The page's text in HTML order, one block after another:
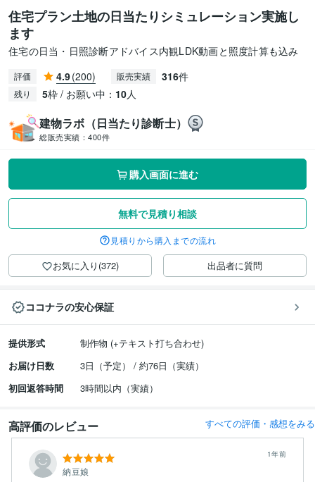
住宅プラン土地の日当たりシミュレーション実施し
ます
住宅の日当・日照診断アドバイス内観LDK動画と照度計算も込み
評価 4.9(200) 販売実績 316件
残り 5枠 / お願い中： 10人
建物ラボ（日当たり診断士）
総販売実績： 400件
購入画面に進む
無料で見積り相談
見積りから購入までの流れ
お気に入り(372) 出品者に質問
ココナラの安心保証
提供形式
制作物 (+テキスト打ち合わせ)
お届け日数
3日（予定） / 約76日（実績）
初回返答時間
3時間以内（実績）
高評価のレビュー すべての評価・感想をみる
納豆娘
1年前